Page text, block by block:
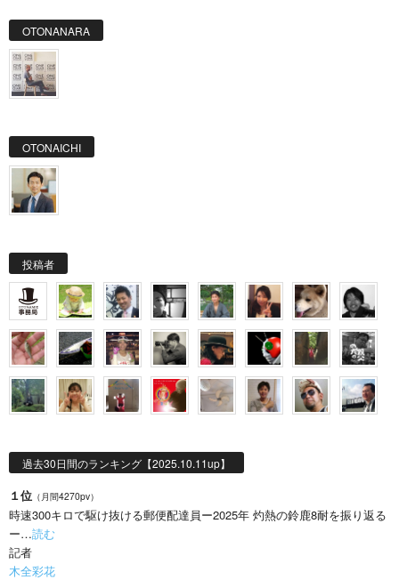
OTONANARA
OTONAICHI
投稿者
過去30日間のランキング【2025.10.11up】
１位 （月間4270pv）
時速300キロで駆け抜ける郵便配達員ー2025年 灼熱の鈴鹿8耐を振り返る
ー…読む
記者
木全彩花